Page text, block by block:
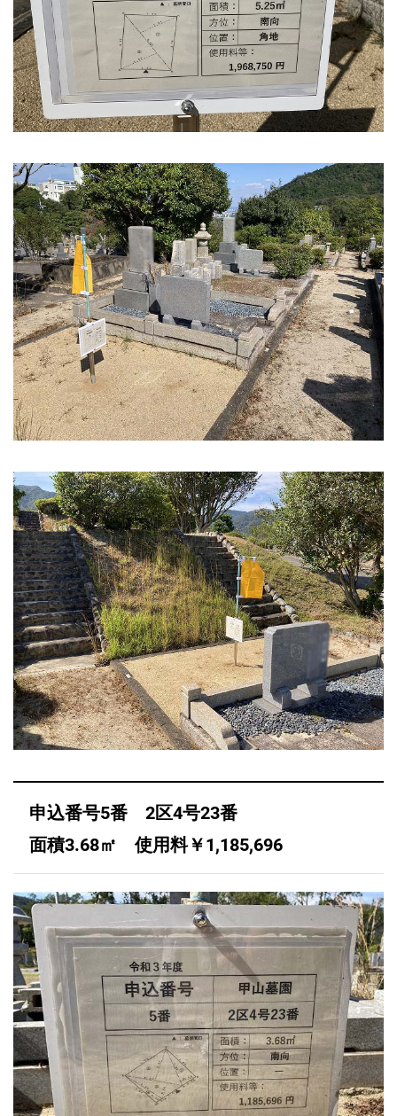
申込番号5番 2区4号23番
面積3.68㎡ 使用料￥1,185,696